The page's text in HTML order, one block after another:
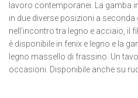
lavoro contemporanei. La gamba
in due diverse posizioni a
nell’incontro tra legno e acciaio, il
è disponibile in fenix e legno e la
legno massello di frassino. Un
occasioni. Disponibile anche su